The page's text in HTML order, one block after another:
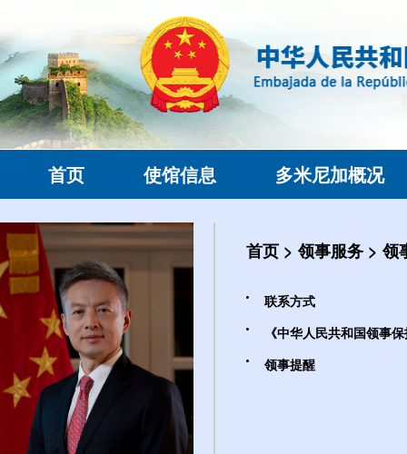
首页 使馆信息 多米尼加概况
首页 >领事服务 >领
联系方式
《中华人民共和国领事
领事提醒